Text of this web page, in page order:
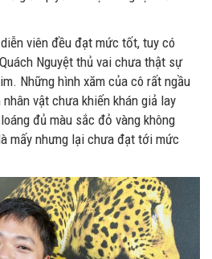
viên đều đạt mức tốt, tuy có
Nguyệt thủ vai chưa thật sự
Những hình xăm của cô rất ngầu
vật chưa khiến khán giả lay
đủ màu sắc đỏ vàng không
mấy nhưng lại chưa đạt tới mức